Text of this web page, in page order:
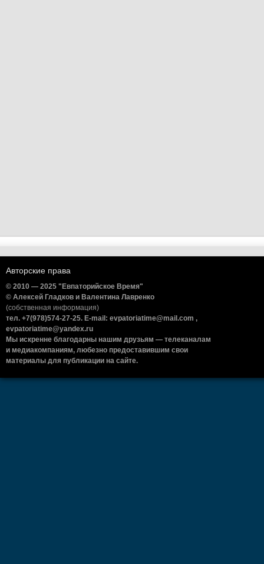
Авторские права
© 2010 — 2025 "Евпаторийское Время"
© Алексей Гладков и Валентина Лавренко
(собственная информация)
тел. +7(978)574-27-25. E-mail: evpatoriatime@mail.com ,
evpatoriatime@yandex.ru
Мы искренне благодарны нашим друзьям — телеканалам
и медиакомпаниям, любезно предоставившим свои
материалы для публикации на сайте.